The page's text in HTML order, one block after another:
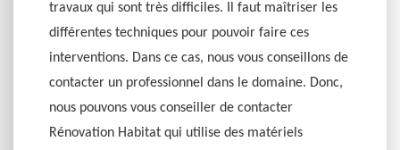
travaux qui sont très difficiles. Il faut maîtriser les
différentes techniques pour pouvoir faire ces
interventions. Dans ce cas, nous vous conseillons de
contacter un professionnel dans le domaine. Donc,
nous pouvons vous conseiller de contacter
Rénovation Habitat qui utilise des matériels